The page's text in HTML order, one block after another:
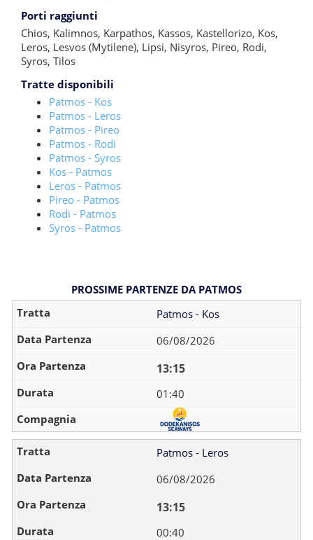
Porti raggiunti
Chios, Kalimnos, Karpathos, Kassos, Kastellorizo, Kos,
Leros, Lesvos (Mytilene), Lipsi, Nisyros, Pireo, Rodi,
Syros, Tilos
Tratte disponibili
Patmos - Kos
Patmos - Leros
Patmos - Pireo
Patmos - Rodi
Patmos - Syros
Kos - Patmos
Leros - Patmos
Pireo - Patmos
Rodi - Patmos
Syros - Patmos
PROSSIME PARTENZE DA PATMOS
Patmos - Kos
06/08/2026
13:15
01:40
Patmos - Leros
06/08/2026
13:15
00:40